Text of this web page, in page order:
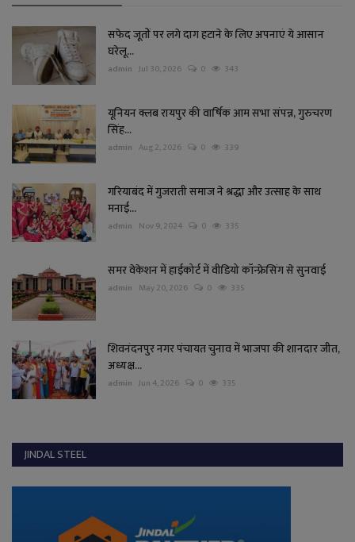
सफेद जूतों पर लगे दाग हटाने के लिए अपनाएं ये आसान
घरेलू...
admin Jul 30, 2026 0 343
यूनियन क्लब रायपुर की वार्षिक आम सभा संपन्न, गुरुचरण
सिंह...
admin Aug 2, 2026 0 339
गरियाबंद में गुजराती समाज ने श्रद्धा और उत्साह के साथ
मनाई...
admin Nov 9, 2024 0 335
समर वेकेशन में हाईकोर्ट में वीडियो कॉन्फ्रेसिंग से सुनवाई
admin May 20, 2026 0 335
शिवनंदनपुर नगर पंचायत चुनाव में भाजपा की शानदार जीत,
अध्यक्ष...
admin Jun 4, 2026 0 335
JINDAL STEEL